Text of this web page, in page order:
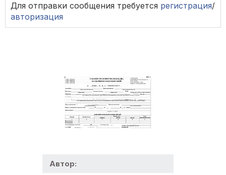
Для отправки сообщения требуется регистрация/
авторизация
Автор: